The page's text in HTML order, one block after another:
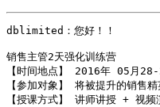
dblimited：您好！！
销售主管2天强化训练营
【时间地点】 2016年 05月
【参加对象】 将被提升的销售
【授课方式】 讲师讲授 + 视